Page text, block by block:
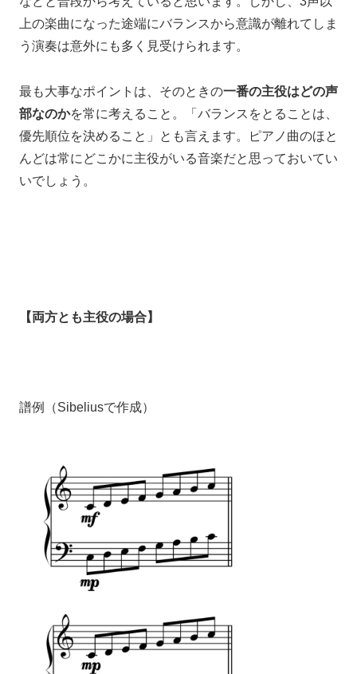
上の楽曲になった途端にバランスから意識が離れてしま
う演奏は意外にも多く見受けられます。
最も大事なポイントは、そのときの一番の主役はどの声
部なのかを常に考えること。「バランスをとることは、
優先順位を決めること」とも言えます。ピアノ曲のほと
んどは常にどこかに主役がいる音楽だと思っておいてい
いでしょう。
【両方とも主役の場合】
譜例（Sibeliusで作成）